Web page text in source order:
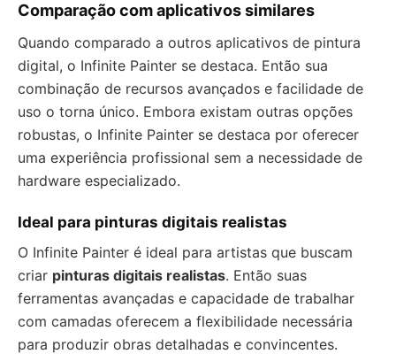
Comparação com aplicativos similares
Quando comparado a outros aplicativos de pintura
digital, o Infinite Painter se destaca. Então sua
combinação de recursos avançados e facilidade de
uso o torna único. Embora existam outras opções
robustas, o Infinite Painter se destaca por oferecer
uma experiência profissional sem a necessidade de
hardware especializado.
Ideal para pinturas digitais realistas
O Infinite Painter é ideal para artistas que buscam
criar pinturas digitais realistas. Então suas
ferramentas avançadas e capacidade de trabalhar
com camadas oferecem a flexibilidade necessária
para produzir obras detalhadas e convincentes.